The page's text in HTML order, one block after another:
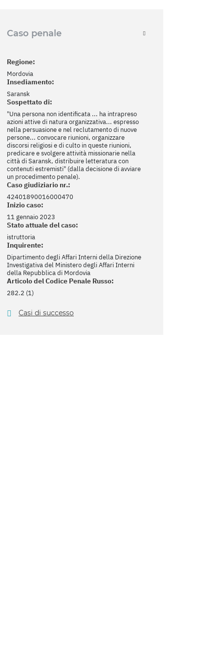
Caso penale
Regione:
Mordovia
Insediamento:
Saransk
Sospettato di:
"Una persona non identificata ... ha intrapreso
azioni attive di natura organizzativa... espresso
nella persuasione e nel reclutamento di nuove
persone... convocare riunioni, organizzare
discorsi religiosi e di culto in queste riunioni,
predicare e svolgere attività missionarie nella
città di Saransk, distribuire letteratura con
contenuti estremisti" (dalla decisione di avviare
un procedimento penale).
Caso giudiziario nr.:
42401890016000470
Inizio caso:
11 gennaio 2023
Stato attuale del caso:
istruttoria
Inquirente:
Dipartimento degli Affari Interni della Direzione
Investigativa del Ministero degli Affari Interni
della Repubblica di Mordovia
Articolo del Codice Penale Russo:
282.2 (1)
Casi di successo